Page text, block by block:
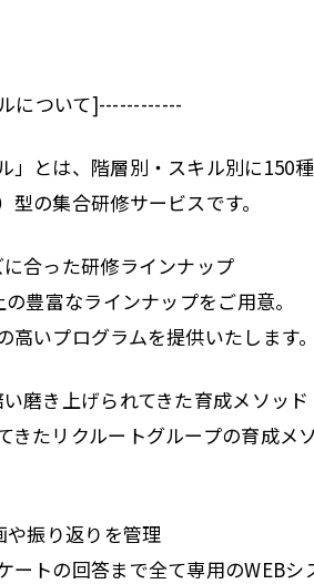
について]------------
とは、階層別・スキル別に150
の集合研修サービスです。
合った研修ラインナップ
豊富なラインナップをご用意。
いプログラムを提供いたします。
磨き上げられてきた育成メソッド
きたリクルートグループの育成メ
振り返りを管理
ートの回答まで全て専用のWEB